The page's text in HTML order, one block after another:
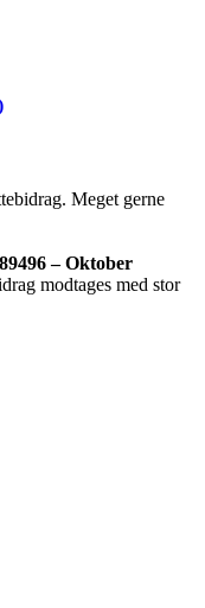
Meget gerne
– Oktober
modtages med stor